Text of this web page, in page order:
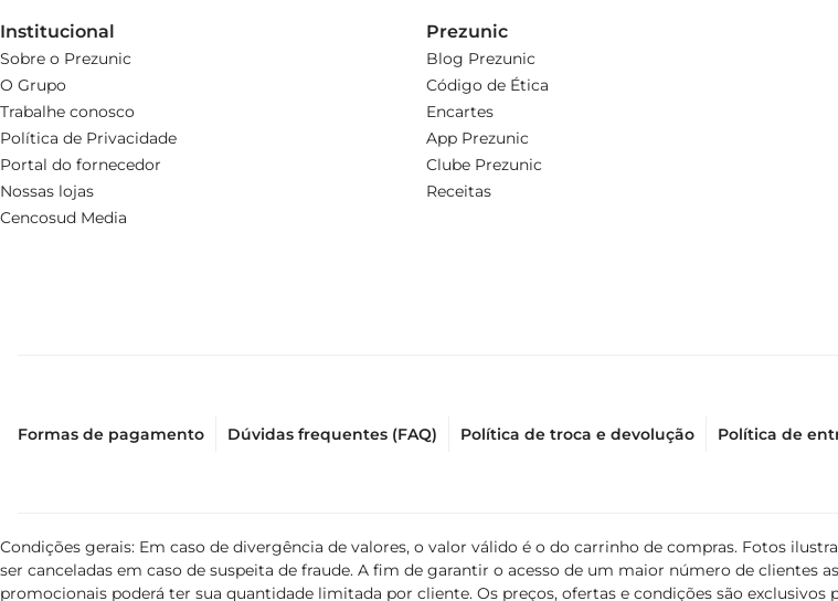
Institucional
Sobre o Prezunic
O Grupo
Trabalhe conosco
Política de Privacidade
Portal do fornecedor
Nossas lojas
Cencosud Media
Prezunic
Blog Prezunic
Código de Ética
Encartes
App Prezunic
Clube Prezunic
Receitas
Formas de pagamento Dúvidas frequentes (FAQ) Política de troca e devolução Política de
Condições gerais: Em caso de divergência de valores, o valor válido é o do carrinho de compras. Fotos
ser canceladas em caso de suspeita de fraude. A fim de garantir o acesso de um maior número de clientes
promocionais poderá ter sua quantidade limitada por cliente. Os preços, ofertas e condições são